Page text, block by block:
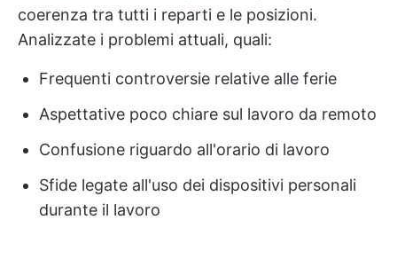
coerenza tra tutti i reparti e le posizioni.
Analizzate i problemi attuali, quali:
Frequenti controversie relative alle ferie
Aspettative poco chiare sul lavoro da remoto
Confusione riguardo all'orario di lavoro
Sfide legate all'uso dei dispositivi personali
durante il lavoro